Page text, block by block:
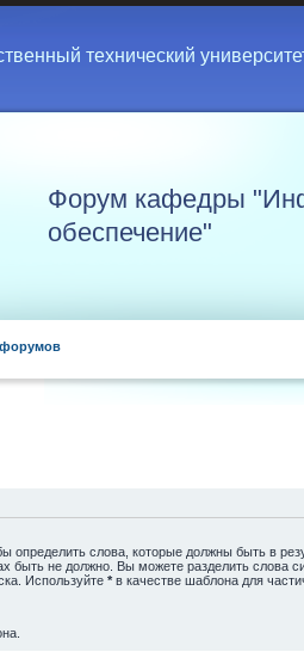
технический
Форум кафедры
обеспечение"
определить слова, которые должны быть в
быть не должно. Вы можете разделить слова
Используйте * в качестве шаблона для